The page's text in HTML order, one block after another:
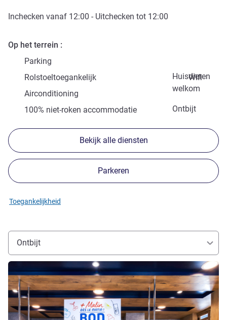
Inchecken vanaf 12:00 - Uitchecken tot 12:00
Op het terrein
Parking
Huisdieren
welkom
Rolstoeltoegankelijk
Wifi
Airconditioning
Ontbijt
100% niet-roken accommodatie
Bekijk alle diensten
Parkeren
Toegankelijkheid
Ontbijt
Meer informatie